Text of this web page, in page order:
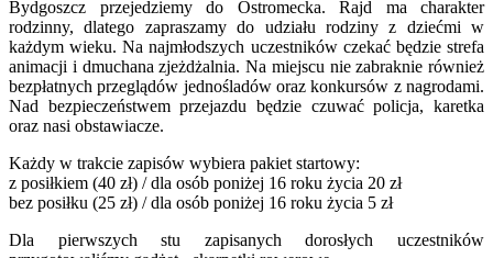
Bydgoszcz przejedziemy do Ostromecka. Rajd ma charakter
rodzinny, dlatego zapraszamy do udziału rodziny z dziećmi w
każdym wieku. Na najmłodszych uczestników czekać będzie strefa
animacji i dmuchana zjeżdżalnia. Na miejscu nie zabraknie również
bezpłatnych przeglądów jednośladów oraz konkursów z nagrodami.
Nad bezpieczeństwem przejazdu będzie czuwać policja, karetka
oraz nasi obstawiacze.
Każdy w trakcie zapisów wybiera pakiet startowy:
z posiłkiem (40 zł) / dla osób poniżej 16 roku życia 20 zł
bez posiłku (25 zł) / dla osób poniżej 16 roku życia 5 zł
Dla pierwszych stu zapisanych dorosłych uczestników